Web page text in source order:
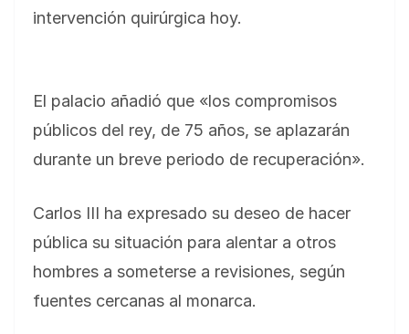
intervención quirúrgica hoy.
El palacio añadió que «los compromisos
públicos del rey, de 75 años, se aplazarán
durante un breve periodo de recuperación».
Carlos III ha expresado su deseo de hacer
pública su situación para alentar a otros
hombres a someterse a revisiones, según
fuentes cercanas al monarca.